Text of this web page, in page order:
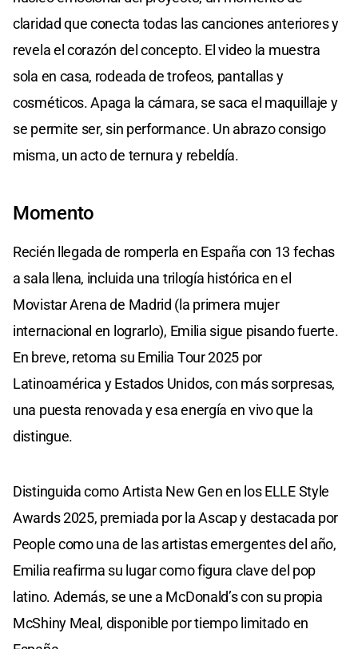
claridad que conecta todas las canciones anteriores y
revela el corazón del concepto. El video la muestra
sola en casa, rodeada de trofeos, pantallas y
cosméticos. Apaga la cámara, se saca el maquillaje y
se permite ser, sin performance. Un abrazo consigo
misma, un acto de ternura y rebeldía.
Momento
Recién llegada de romperla en España con 13 fechas
a sala llena, incluida una trilogía histórica en el
Movistar Arena de Madrid (la primera mujer
internacional en lograrlo), Emilia sigue pisando fuerte.
En breve, retoma su Emilia Tour 2025 por
Latinoamérica y Estados Unidos, con más sorpresas,
una puesta renovada y esa energía en vivo que la
distingue.
Distinguida como Artista New Gen en los ELLE Style
Awards 2025, premiada por la Ascap y destacada por
People como una de las artistas emergentes del año,
Emilia reafirma su lugar como figura clave del pop
latino. Además, se une a McDonald’s con su propia
McShiny Meal, disponible por tiempo limitado en